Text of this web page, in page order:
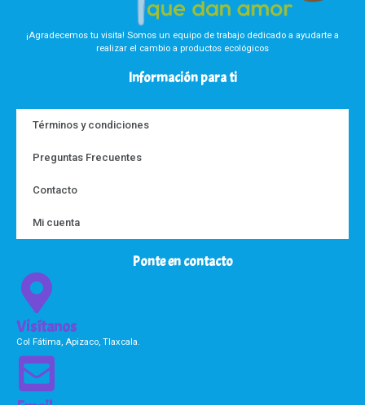
¡Agradecemos tu visita! Somos un equipo de trabajo dedicado a ayudarte a
realizar el cambio a productos ecológicos
Información para ti
Términos y condiciones
Preguntas Frecuentes
Contacto
Mi cuenta
Ponte en contacto
Visítanos
Col Fátima, Apizaco, Tlaxcala.